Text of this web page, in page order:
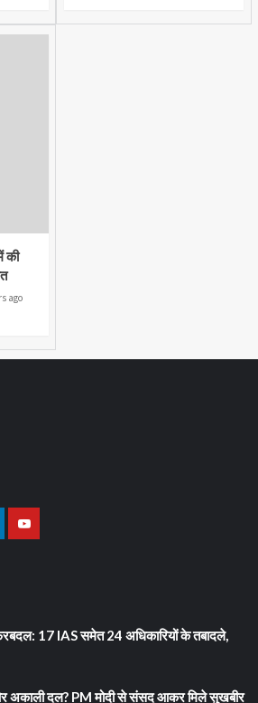
की
ago
17 IAS समेत 24 अधिकारियों के तबादले,
अकाली दल? PM मोदी से संसद आकर मिले सुखबीर